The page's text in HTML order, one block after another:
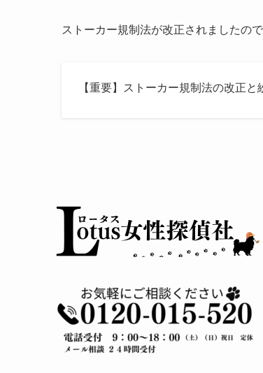
ストーカー規制法が改正されましたの
【重要】ストーカー規制法の改正